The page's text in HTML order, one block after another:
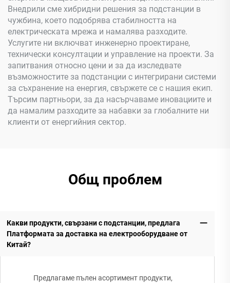
Внедрили сме хибридни решения за подстанции в
чужбина, което подобрява стабилността на
електрическата мрежа и намалява разходите.
Услугите ни включват инженерно проектиране,
технически консултации и управление на проекти. За
запитвания относно цени и за да изследвате
възможностите за подстанции с интегрирани системи
за съхранение на енергия, свържете се с нашия екип.
Търсим партньори, за да насърчаваме иновациите и
да намалим разходите за набавки за глобалните ни
клиенти от енергийния сектор.
Общ проблем
Какви продукти, свързани с подстанции, предлага
Платформата за доставка на електрооборудване от
Китай?
Предлагаме пълен асортимент продукти,